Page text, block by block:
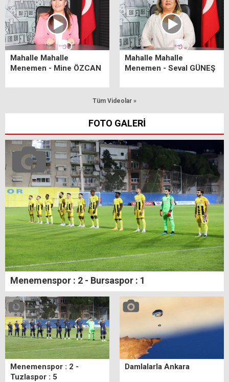
Mahalle Mahalle
Menemen - Mine ÖZCAN
Mahalle Mahalle
Menemen - Seval GÜNEŞ
Tüm Videolar »
FOTO GALERİ
Menemenspor : 2 - Bursaspor : 1
Menemenspor : 2 -
Tuzlaspor : 5
Damlalarla Ankara